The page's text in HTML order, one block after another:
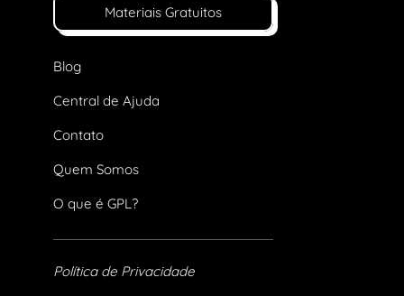
Materiais Gratuitos
Blog
Central de Ajuda
Contato
Quem Somos
O que é GPL?
Política de Privacidade